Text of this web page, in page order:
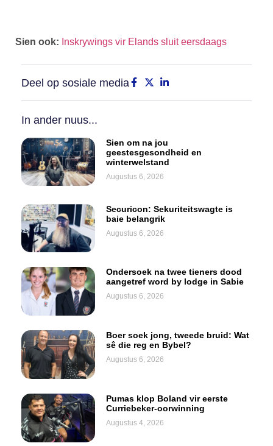
Sien ook: Inskrywings vir Elands sluit eersdaags
Deel op sosiale media
In ander nuus...
Sien om na jou
geestesgesondheid en
winterwelstand
Augustus 6, 2026
Securicon: Sekuriteitswagte is
baie belangrik
Augustus 6, 2026
Ondersoek na twee tieners dood
aangetref word by lodge in Sabie
Augustus 6, 2026
Boer soek jong, tweede bruid: Wat
sê die reg en Bybel?
Augustus 6, 2026
Pumas klop Boland vir eerste
Curriebeker-oorwinning
Augustus 4, 2026